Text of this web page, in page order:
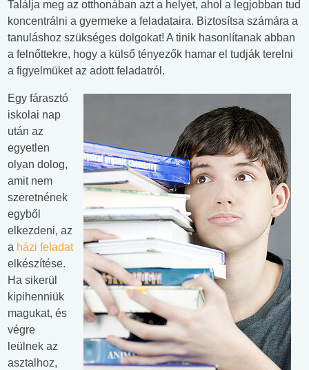
Találja meg az otthonában azt a helyet, ahol a legjobban tud
koncentrálni a gyermeke a feladataira. Biztosítsa számára a
tanuláshoz szükséges dolgokat! A tinik hasonlítanak abban
a felnőttekre, hogy a külső tényezők hamar el tudják terelni
a figyelmüket az adott feladatról.
Egy fárasztó
iskolai nap
után az
egyetlen
olyan dolog,
amit nem
szeretnének
egyből
elkezdeni, az
a házi feladat
elkészítése.
Ha sikerül
kipihenniük
magukat, és
végre
leülnek az
asztalhoz,